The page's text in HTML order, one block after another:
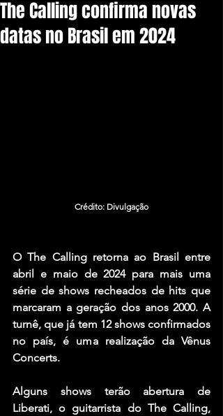
The Calling confirma novas
datas no Brasil em 2024
Crédito: Divulgação
O The Calling retorna ao Brasil entre
abril e maio de 2024 para mais uma
série de shows recheados de hits que
marcaram a geração dos anos 2000. A
turnê, que já tem 12 shows confirmados
no país, é uma realização da Vênus
Concerts.
Alguns shows terão abertura de
Liberati, o guitarrista do The Calling,